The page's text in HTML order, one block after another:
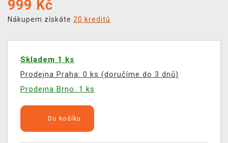
999 Kč
Nákupem získáte 20 kreditů
Skladem 1 ks
Prodejna Praha: 0 ks (doručíme do 3 dnů)
Prodejna Brno: 1 ks
Do košíku